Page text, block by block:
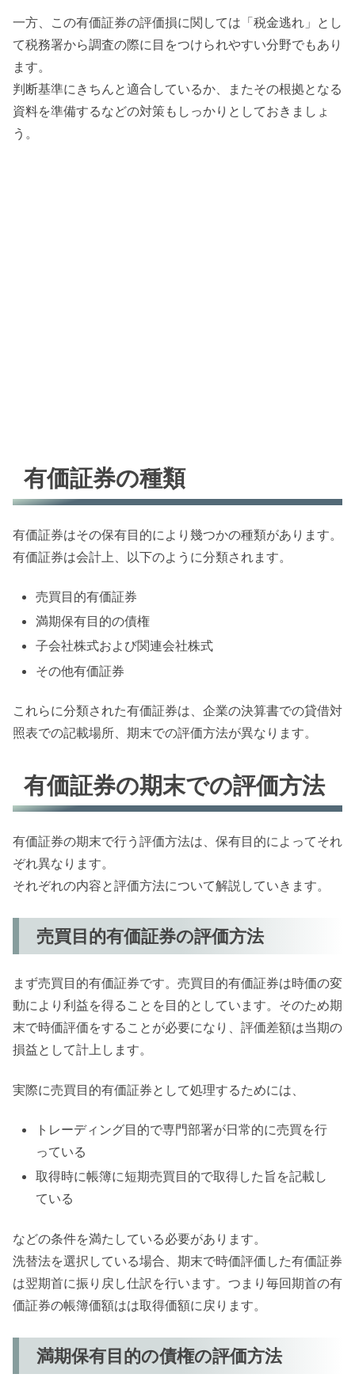
一方、この有価証券の評価損に関しては「税金逃れ」とし
て税務署から調査の際に目をつけられやすい分野でもあり
ます。
判断基準にきちんと適合しているか、またその根拠となる
資料を準備するなどの対策もしっかりとしておきましょ
う。
有価証券の種類
有価証券はその保有目的により幾つかの種類があります。
有価証券は会計上、以下のように分類されます。
売買目的有価証券
満期保有目的の債権
子会社株式および関連会社株式
その他有価証券
これらに分類された有価証券は、企業の決算書での貸借対
照表での記載場所、期末での評価方法が異なります。
有価証券の期末での評価方法
有価証券の期末で行う評価方法は、保有目的によってそれ
ぞれ異なります。
それぞれの内容と評価方法について解説していきます。
売買目的有価証券の評価方法
まず売買目的有価証券です。売買目的有価証券は時価の変
動により利益を得ることを目的としています。そのため期
末で時価評価をすることが必要になり、評価差額は当期の
損益として計上します。
実際に売買目的有価証券として処理するためには、
トレーディング目的で専門部署が日常的に売買を行
っている
取得時に帳簿に短期売買目的で取得した旨を記載し
ている
などの条件を満たしている必要があります。
洗替法を選択している場合、期末で時価評価した有価証券
は翌期首に振り戻し仕訳を行います。つまり毎回期首の有
価証券の帳簿価額はは取得価額に戻ります。
満期保有目的の債権の評価方法